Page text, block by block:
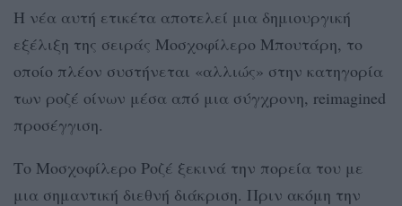
Η νέα αυτή ετικέτα αποτελεί μια δημιουργική
εξέλιξη της σειράς Μοσχοφίλερο Μπουτάρη, το
οποίο πλέον συστήνεται «αλλιώς» στην κατηγορία
των ροζέ οίνων μέσα από μια σύγχρονη, reimagined
προσέγγιση.
Το Μοσχοφίλερο Ροζέ ξεκινά την πορεία του με
μια σημαντική διεθνή διάκριση. Πριν ακόμη την